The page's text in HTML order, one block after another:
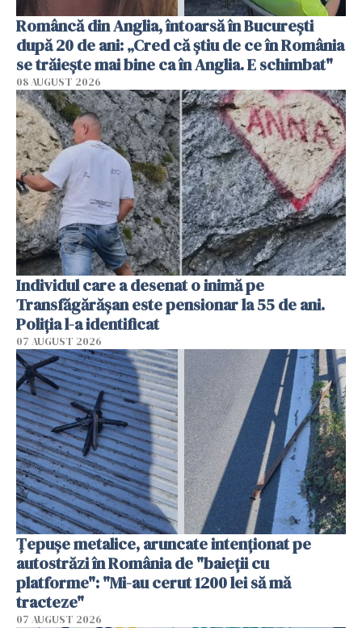
Româncă din Anglia, întoarsă în București
după 20 de ani: „Cred că știu de ce în România
se trăiește mai bine ca în Anglia. E schimbat"
08 AUGUST 2026
Individul care a desenat o inimă pe
Transfăgărășan este pensionar la 55 de ani.
Poliția l-a identificat
07 AUGUST 2026
Țepușe metalice, aruncate intenționat pe
autostrăzi în România de "baieții cu
platforme": "Mi-au cerut 1200 lei să mă
tracteze"
07 AUGUST 2026